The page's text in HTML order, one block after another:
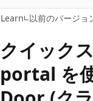
プ
Learn 以前のバージョ
クイック
portal を